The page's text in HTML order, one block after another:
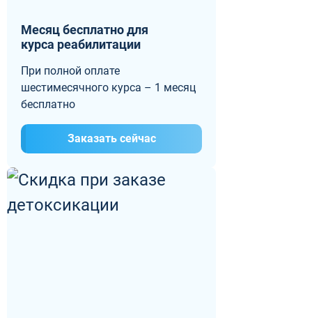
Месяц бесплатно для
курса реабилитации
При полной оплате
шестимесячного курса – 1 месяц
бесплатно
Заказать сейчас